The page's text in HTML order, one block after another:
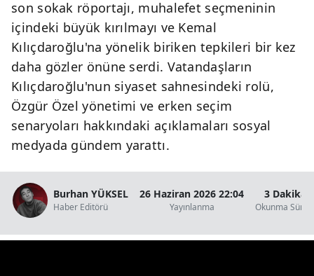
son sokak röportajı, muhalefet seçmeninin
içindeki büyük kırılmayı ve Kemal
Kılıçdaroğlu'na yönelik biriken tepkileri bir kez
daha gözler önüne serdi. Vatandaşların
Kılıçdaroğlu'nun siyaset sahnesindeki rolü,
Özgür Özel yönetimi ve erken seçim
senaryoları hakkındaki açıklamaları sosyal
medyada gündem yarattı.
Burhan YÜKSEL
Haber Editörü
26 Haziran 2026 22:04
Yayınlanma
3 Dakika
Okunma Süresi